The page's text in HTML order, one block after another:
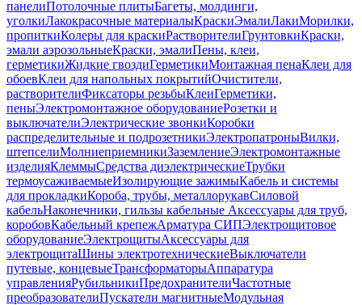
панелиПотолочные плитыБагеты, молдинги,
уголкиЛакокрасочные материалыКраскиЭмалиЛакиМорилки,
пропиткиКолеры для краскиРастворителиГрунтовкиКраски,
эмали аэрозольныеКраски, эмалиПены, клеи,
герметикиЖидкие гвоздиГерметикиМонтажная пенаКлеи для
обоевКлеи для напольных покрытийОчистители,
растворителиФиксаторы резьбыКлеиГерметики,
пеныЭлектромонтажное оборудованиеРозетки и
выключателиЭлектрические звонкиКоробки
распределительные и подрозетникиЭлектропатроныВилки,
штепселиМолниеприемникиЗаземлениеЭлектромонтажные
изделияКлеммыСредства диэлектрическиеТрубки
термоусаживаемыеИзолирующие зажимыКабель и системы
для прокладкиКороба, трубы, металлорукавСиловой
кабельНаконечники, гильзы кабельные Аксессуары для труб,
коробовКабельный крепежАрматура СИПЭлектрощитовое
оборудованиеЭлектрощитыАксессуары для
электрощитаШины электротехническиеВыключатели
путевые, концевыеТрансформаторыАппаратура
управленияРубильникиПредохранителиЧастотные
преобразователиПускатели магнитныеМодульная